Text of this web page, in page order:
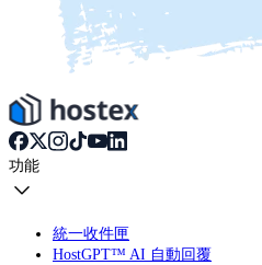
功能
統一收件匣
HostGPT™ AI 自動回覆